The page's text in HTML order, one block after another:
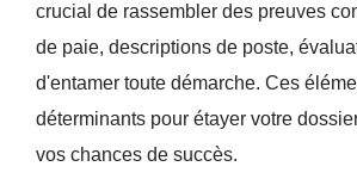
crucial de rassembler des preuves
de paie, descriptions de poste,
d'entamer toute démarche. Ces
déterminants pour étayer votre
vos chances de succès.